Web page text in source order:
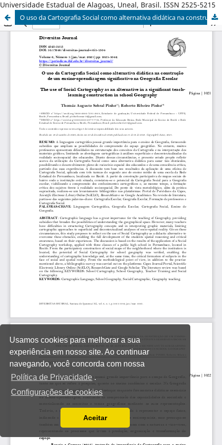
Usamos cookies para melhorar a sua
experiência em nosso site. Ao continuar
navegando, você concorda com nossa
Política de Privacidade .
Configurações de cookies
Ler a nossa Política de Privacidade
Você pode desabilitá-los alterando as
Aceitar
Universidade Estadual de Alagoas, Uneal, Brasil. ISSN 2525-5215
O uso da Cartografia Social como alternativa didática na construção de um ensino-aprendizagem significativo na Geografia Escolar